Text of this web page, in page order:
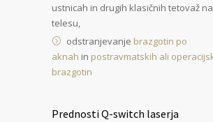
ustnicah in drugih klasičnih tetovaž
telesu,
odstranjevanje brazgotin po
aknah in postravmatskih ali
brazgotin
Prednosti Q-switch laserja